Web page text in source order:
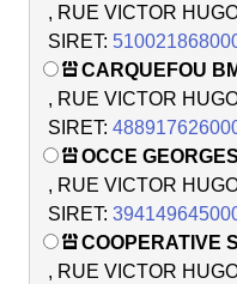
, RUE VICTOR
SIRET:
CARQUEFOU
, RUE VICTOR
SIRET:
OCCE
, RUE VICTOR
SIRET:
COOPERATIVE
, RUE VICTOR